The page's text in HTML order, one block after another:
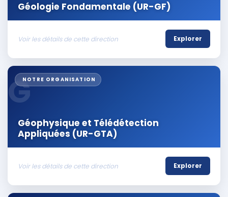
Géologie Fondamentale (UR-GF)
Voir les détails de cette direction Explorer
GNOTRE ORGANISATION
Géophysique et Télédétection
Appliquées (UR-GTA)
Voir les détails de cette direction Explorer